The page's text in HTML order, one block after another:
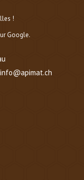
!
Google.